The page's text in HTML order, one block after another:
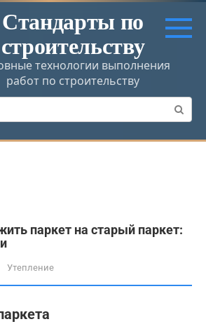
Стандарты по
строительству
технологии выполнения
работ по строительству
паркет на старый паркет:
Утепление